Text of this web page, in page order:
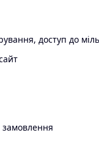
доступ до